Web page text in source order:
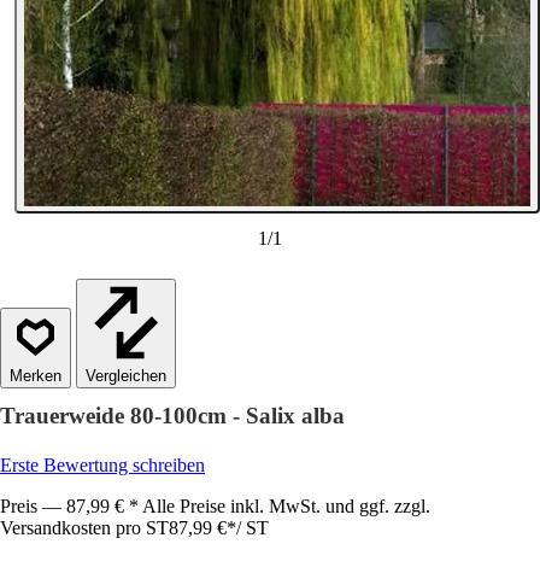
1/1
Vergleichen
Trauerweide 80-100cm - Salix alba
Erste Bewertung schreiben
Preis — 87,99 € * Alle Preise inkl. MwSt. und ggf. zzgl.
Versandkosten pro ST87,99 €*/ ST